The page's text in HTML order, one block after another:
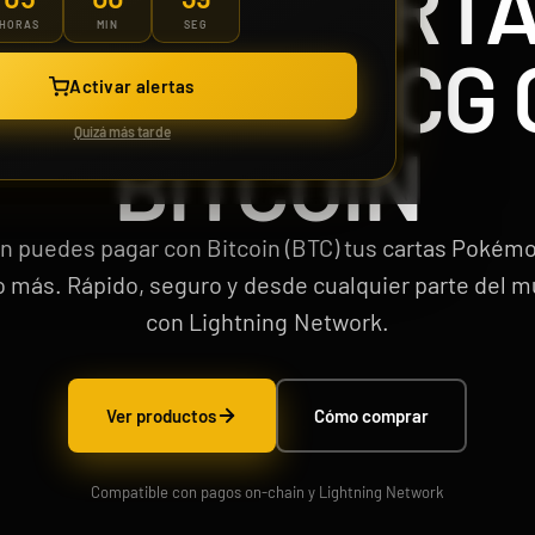
Case 150 Sobre McDonald Pokémon 2021 25th Aniversario
Desde1229,99 €
¡Última unidad!
MIN SEG
Activar alertas
Quizá más tarde
TCG
BITCOIN
puedes pagar con Bitcoin (BTC) tus cartas
más. Rápido, seguro y desde cualquier parte del
con Lightning Network.
Ver productos Cómo comprar
Compatible con pagos on-chain y Lightning Network